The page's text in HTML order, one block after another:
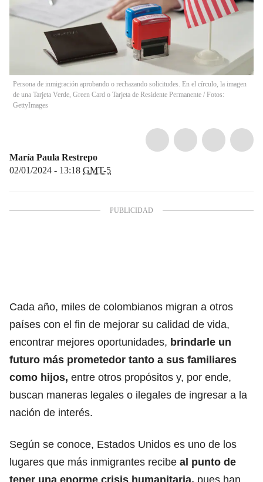
Persona de inmigración aprobando o rechazando solicitudes. En el círculo, la imagen
de una Tarjeta Verde, Green Card o Tarjeta de Residente Permanente / Fotos:
GettyImages
María Paula Restrepo
02/01/2024 - 13:18 GMT-5
Cada año, miles de colombianos migran a otros
países con el fin de mejorar su calidad de vida,
encontrar mejores oportunidades, brindarle un
futuro más prometedor tanto a sus familiares
como hijos, entre otros propósitos y, por ende,
buscan maneras legales o ilegales de ingresar a la
nación de interés.
Según se conoce, Estados Unidos es uno de los
lugares que más inmigrantes recibe al punto de
tener una enorme crisis humanitaria, pues han